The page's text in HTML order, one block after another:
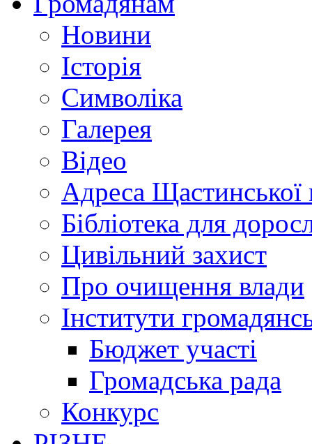
Новини
Історія
Символіка
Галерея
Відео
Адреса Щастинської
Бібліотека для
Цивільний захист
Про очищення влади
Інститути
Бюджет участі
Громадська рада
Конкурс